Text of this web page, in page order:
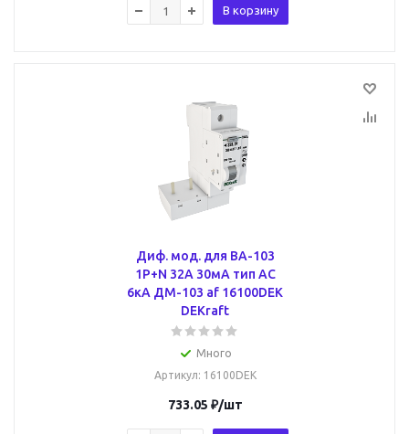
В корзину
Диф. мод. для ВА-103
1Р+N 32А 30мА тип AC
6кА ДМ-103 af 16100DEK
DEKraft
Много
Артикул: 16100DEK
733.05 ₽/шт